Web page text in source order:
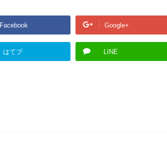
Facebook Google+
はてブ LINE